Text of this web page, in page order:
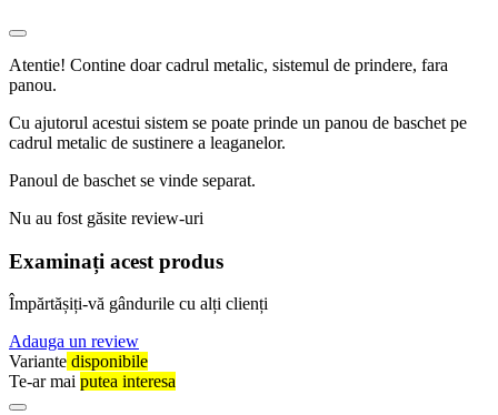
Atentie! Contine doar cadrul metalic, sistemul de prindere, fara
panou.
Cu ajutorul acestui sistem se poate prinde un panou de baschet pe
cadrul metalic de sustinere a leaganelor.
Panoul de baschet se vinde separat.
Nu au fost găsite review-uri
Examinați acest produs
Împărtășiți-vă gândurile cu alți clienți
Adauga un review
Variante disponibile
Te-ar mai putea interesa